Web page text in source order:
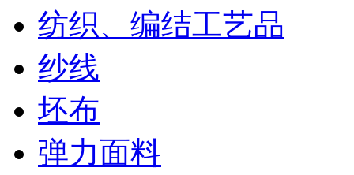
纺织、编结工艺品
纱线
坯布
弹力面料